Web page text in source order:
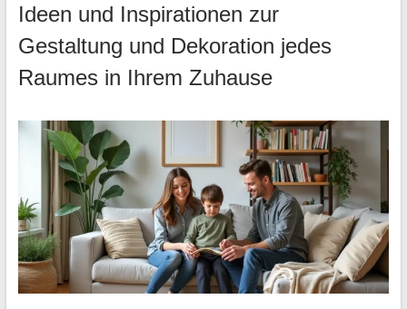
Ideen und Inspirationen zur
Gestaltung und Dekoration jedes
Raumes in Ihrem Zuhause